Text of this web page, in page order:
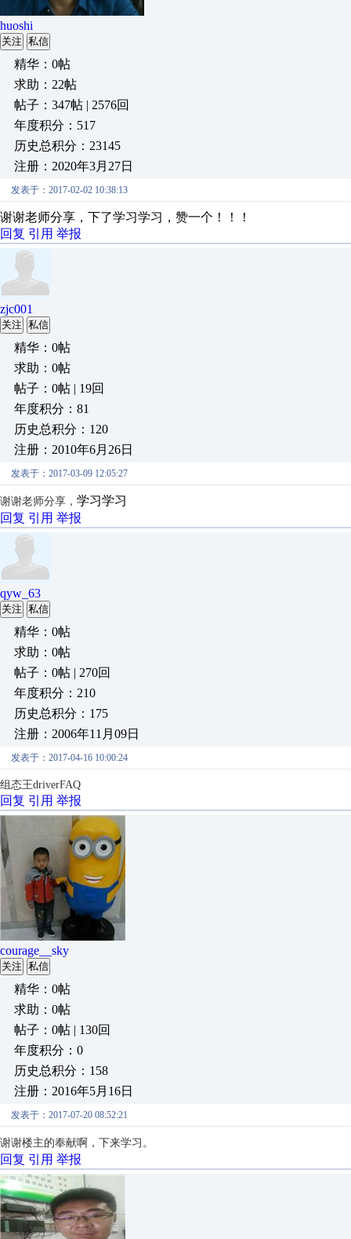
huoshi
关注 私信
精华：0帖
求助：22帖
帖子：347帖 | 2576回
年度积分：517
历史总积分：23145
注册：2020年3月27日
发表于：2017-02-02 10:38:13
谢谢老师分享，下了学习学习，赞一个！！！
回复 引用 举报
zjc001
关注 私信
精华：0帖
求助：0帖
帖子：0帖 | 19回
年度积分：81
历史总积分：120
注册：2010年6月26日
发表于：2017-03-09 12:05:27
谢谢老师分享， 学习学习
回复 引用 举报
qyw_63
关注 私信
精华：0帖
求助：0帖
帖子：0帖 | 270回
年度积分：210
历史总积分：175
注册：2006年11月09日
发表于：2017-04-16 10:00:24
组态王driverFAQ
回复 引用 举报
courage__sky
关注 私信
精华：0帖
求助：0帖
帖子：0帖 | 130回
年度积分：0
历史总积分：158
注册：2016年5月16日
发表于：2017-07-20 08:52:21
谢谢楼主的奉献啊，下来学习。
回复 引用 举报